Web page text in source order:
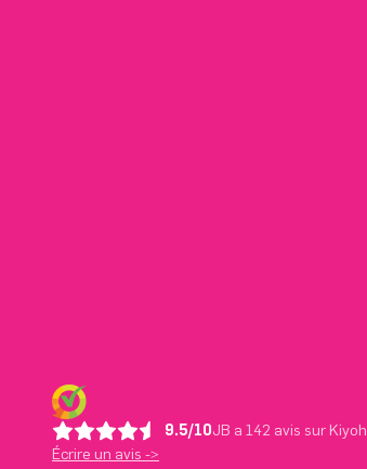
9.5/10JB a 142 avis sur Kiyoh
Écrire un avis ->